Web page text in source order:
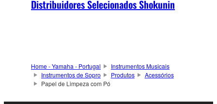
Distribuidores Selecionados Shokunin
Home - Yamaha - Portugal
Instrumentos Musicais
Instrumentos de Sopro
Produtos
Acessórios
Papel de Limpeza com Pó